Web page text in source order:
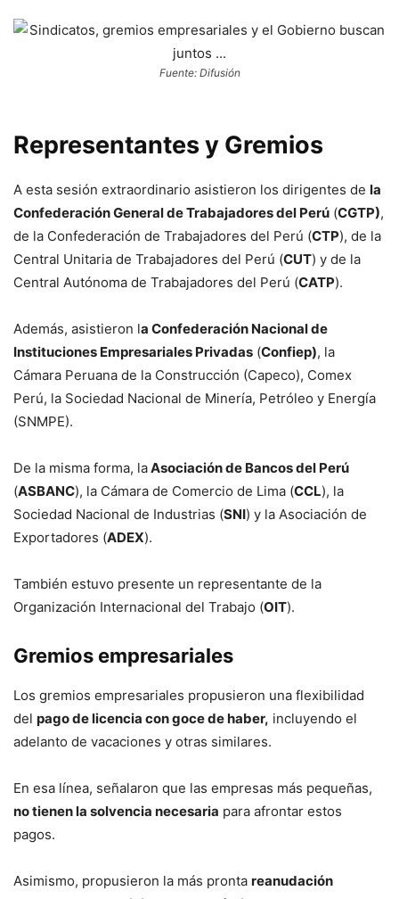
Fuente: Difusión
Representantes y Gremios
A esta sesión extraordinario asistieron los dirigentes de la
Confederación General de Trabajadores del Perú (CGTP),
de la Confederación de Trabajadores del Perú (CTP), de la
Central Unitaria de Trabajadores del Perú (CUT) y de la
Central Autónoma de Trabajadores del Perú (CATP).
Además, asistieron la Confederación Nacional de
Instituciones Empresariales Privadas (Confiep), la
Cámara Peruana de la Construcción (Capeco), Comex
Perú, la Sociedad Nacional de Minería, Petróleo y Energía
(SNMPE).
De la misma forma, laAsociación de Bancos del Perú
(ASBANC), la Cámara de Comercio de Lima (CCL), la
Sociedad Nacional de Industrias (SNI) y la Asociación de
Exportadores (ADEX).
También estuvo presente un representante de la
Organización Internacional del Trabajo (OIT).
Gremios empresariales
Los gremios empresariales propusieron una flexibilidad
del pago de licencia con goce de haber, incluyendo el
adelanto de vacaciones y otras similares.
En esa línea, señalaron que las empresas más pequeñas,
no tienen la solvencia necesaria para afrontar estos
pagos.
Asimismo, propusieron la más pronta reanudación